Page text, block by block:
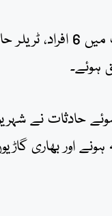
حادثات نے
ہونے اور بھاری